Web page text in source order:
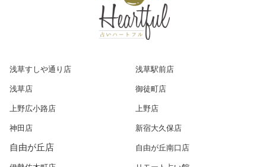
浅草すしや通り店
浅草駅前店
浅草店
御徒町店
上野広小路店
上野店
神田店
新宿大久保店
自由が丘店
自由が丘南口店